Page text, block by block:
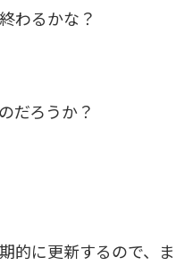
わるかな？
だろうか？
的に更新するので、ま